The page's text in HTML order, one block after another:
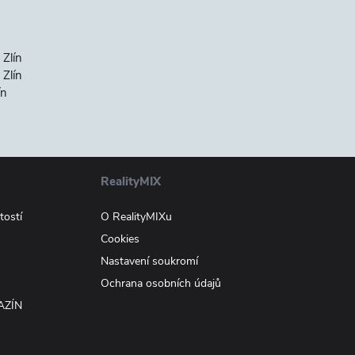
RealityMIX
O RealityMIXu
Cookies
Nastavení soukromí
Ochrana osobních údajů